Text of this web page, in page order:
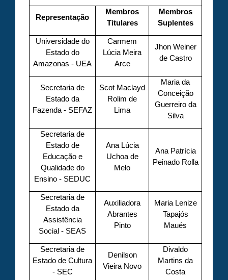
Representação
Membros
Titulares
Membros
Suplentes
Universidade do
Estado do
Amazonas - UEA
Carmem
Lúcia Meira
Arce
Jhon Weiner
de Castro
Secretaria de
Estado da
Fazenda - SEFAZ
Scot Maclayd
Rolim de
Lima
Maria da
Conceição
Guerreiro da
Silva
Secretaria de
Estado de
Educação e
Qualidade do
Ensino - SEDUC
Ana Lúcia
Uchoa de
Melo
Ana Patrícia
Peinado Rolla
Secretaria de
Estado da
Assistência
Social - SEAS
Auxiliadora
Abrantes
Pinto
Maria Lenize
Tapajós
Maués
Secretaria de
Estado de Cultura
- SEC
Denilson
Vieira Novo
Divaldo
Martins da
Costa